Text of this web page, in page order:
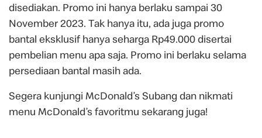
disediakan. Promo ini hanya berlaku sampai 30
November 2023. Tak hanya itu, ada juga promo
bantal eksklusif hanya seharga Rp49.000 disertai
pembelian menu apa saja. Promo ini berlaku selama
persediaan bantal masih ada.
Segera kunjungi McDonald’s Subang dan nikmati
menu McDonald’s favoritmu sekarang juga!